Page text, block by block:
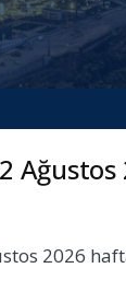
Ağustos
2026